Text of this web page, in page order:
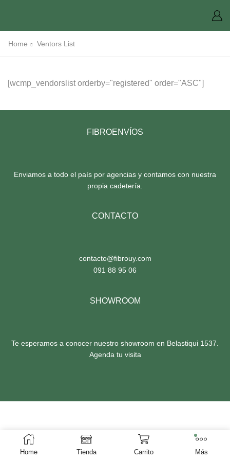
Home Ventors List
[wcmp_vendorslist orderby="registered" order="ASC"]
FIBROENVÍOS
Enviamos a todo el país por agencias y contamos con nuestra
propia cadetería.
CONTACTO
contacto@fibrouy.com
091 88 95 06
SHOWROOM
Te esperamos a conocer nuestro showroom en Belastiqui 1537
Agenda tu visita
Home Tienda Carrito Más